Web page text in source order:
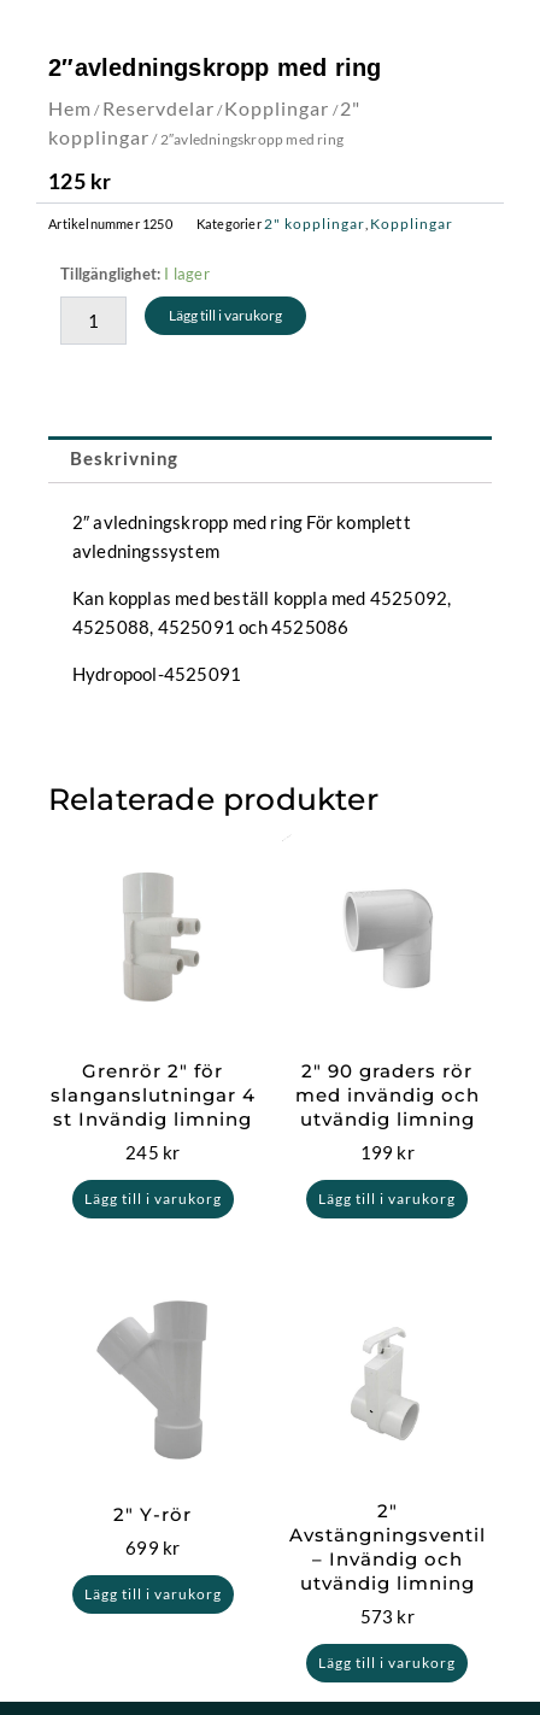
2″avledningskropp med ring
Hem / Reservdelar /Kopplingar /2"
kopplingar / 2″avledningskropp med ring
125 kr
Artikelnummer 1250 Kategorier 2" kopplingar Kopplingar
Tillgänglighet: I lager
2"avledningskropp
med
ring
mängd
Lägg till i varukorg
Beskrivning
2″ avledningskropp med ring För komplett
avledningssystem
Kan kopplas med beställ koppla med 4525092,
4525088, 4525091 och 4525086
Hydropool-4525091
Relaterade produkter
Grenrör 2″ för
slanganslutningar 4
st Invändig limning
245 kr
Lägg till i varukorg
2″ 90 graders rör
med invändig och
utvändig limning
199 kr
Lägg till i varukorg
2″ Y-rör
699 kr
Lägg till i varukorg
2″
Avstängningsventil
– Invändig och
utvändig limning
573 kr
Lägg till i varukorg